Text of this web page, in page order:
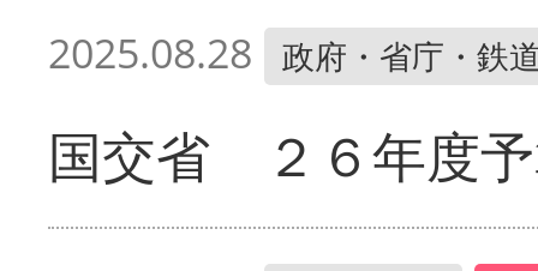
2025.08.28 政府・省庁・鉄
国交省 ２６年度